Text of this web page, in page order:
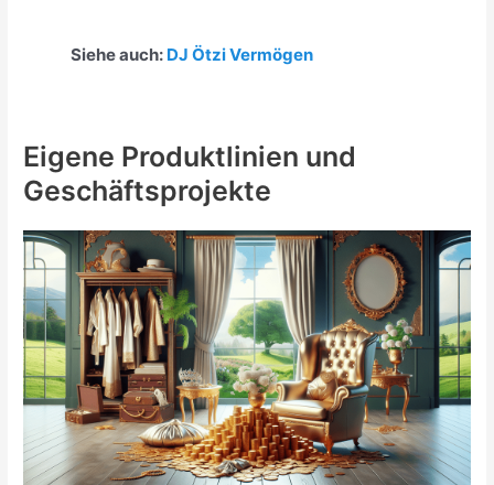
Siehe auch: DJ Ötzi Vermögen
Eigene Produktlinien und
Geschäftsprojekte